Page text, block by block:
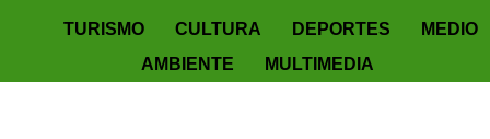
TURISMO
CULTURA DEPORTES
MEDIO
AMBIENTE
MULTIMEDIA